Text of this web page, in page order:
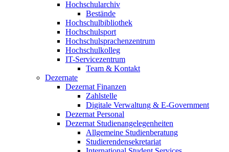
Hochschularchiv
Bestände
Hochschulbibliothek
Hochschulsport
Hochschulsprachenzentrum
Hochschulkolleg
IT-Servicezentrum
Team & Kontakt
Dezernate
Dezernat Finanzen
Zahlstelle
Digitale Verwaltung & E-Government
Dezernat Personal
Dezernat Studienangelegenheiten
Allgemeine Studienberatung
Studierendensekretariat